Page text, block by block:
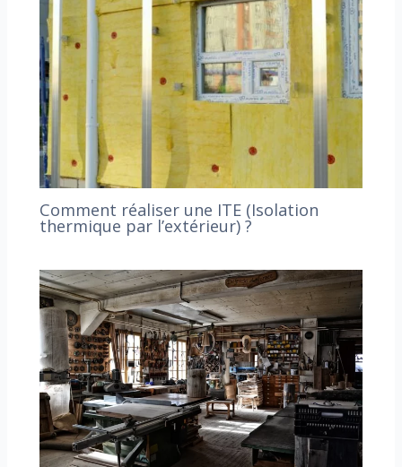
Comment réaliser une ITE (Isolation
thermique par l’extérieur) ?